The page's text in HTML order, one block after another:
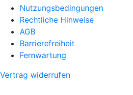
Nutzungsbedingungen
Rechtliche Hinweise
AGB
Barrierefreiheit
Fernwartung
Vertrag widerrufen